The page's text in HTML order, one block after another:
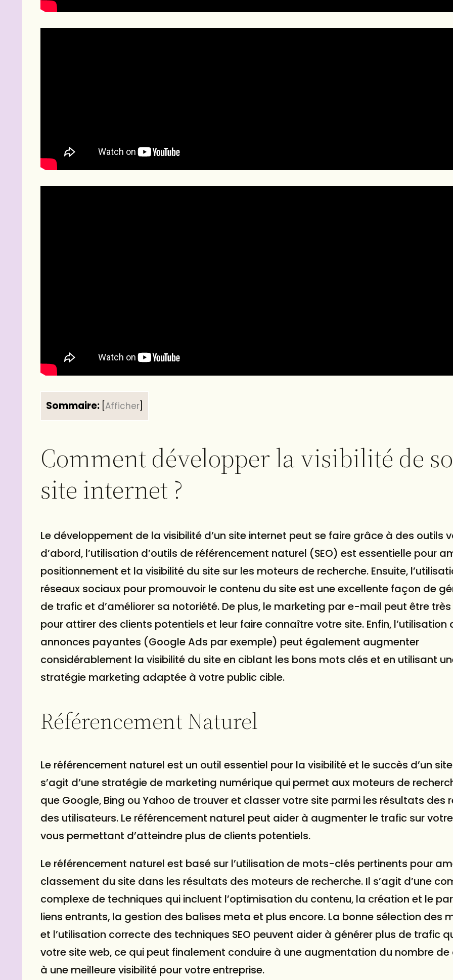
Sommaire: Afficher
Comment développer la visibilité de
site internet ?
Le développement de la visibilité d’un site internet peut se faire grâce à des outils
d’abord, l’utilisation d’outils de référencement naturel (SEO) est essentielle pour
positionnement et la visibilité du site sur les moteurs de recherche. Ensuite,
réseaux sociaux pour promouvoir le contenu du site est une excellente façon de
de trafic et d’améliorer sa notoriété. De plus, le marketing par e-mail peut être
pour attirer des clients potentiels et leur faire connaître votre site. Enfin, l’utilisation
annonces payantes (Google Ads par exemple) peut également augmenter
considérablement la visibilité du site en ciblant les bons mots clés et en utilisant
stratégie marketing adaptée à votre public cible.
Référencement Naturel
Le référencement naturel est un outil essentiel pour la visibilité et le succès d’un
s’agit d’une stratégie de marketing numérique qui permet aux moteurs de
que Google, Bing ou Yahoo de trouver et classer votre site parmi les résultats des
des utilisateurs. Le référencement naturel peut aider à augmenter le trafic sur
vous permettant d’atteindre plus de clients potentiels.
Le référencement naturel est basé sur l’utilisation de mots-clés pertinents pour
classement du site dans les résultats des moteurs de recherche. Il s’agit d’une
complexe de techniques qui incluent l’optimisation du contenu, la création et le
liens entrants, la gestion des balises meta et plus encore. La bonne sélection des
et l’utilisation correcte des techniques SEO peuvent aider à générer plus de trafic
votre site web, ce qui peut finalement conduire à une augmentation du nombre de
à une meilleure visibilité pour votre entreprise.